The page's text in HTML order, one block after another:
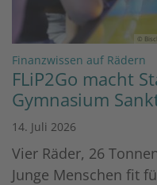
©
Finanzwissen auf Rädern
FLiP2Go macht
Gymnasium
14. Juli 2026
Vier Räder, 26
Junge Menschen fit